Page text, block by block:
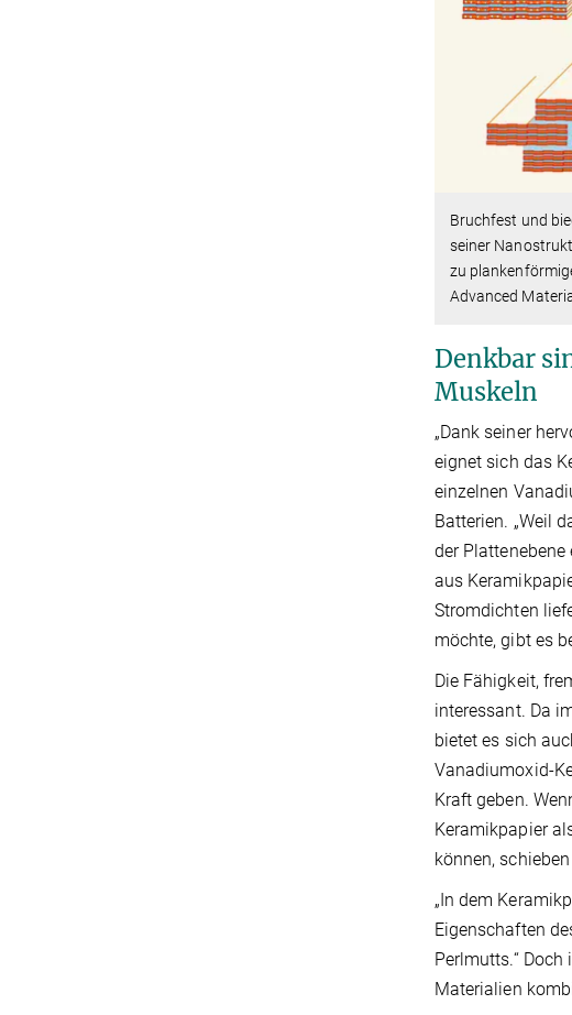
Bruchfest und
seiner
zu
Advanced
Denkbar
Muskeln
„Dank seiner
eignet sich das
einzelnen
Batterien. „Weil
der
aus
Stromdichten
möchte, gibt es
Die Fähigkeit,
interessant. Da
bietet es sich
Vanadiumoxid-
Kraft geben.
Keramikpapier
können,
„In dem
Eigenschaften
Perlmutts.“
Materialien